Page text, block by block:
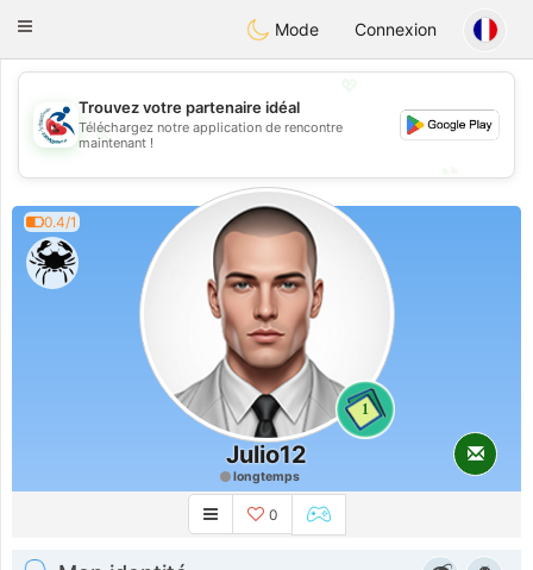
Handi Space
Toggle
Mode Connexion
💖
💕
Trouvez votre partenaire idéal
Téléchargez notre application de rencontre
maintenant !
0.4/1
1
Julio12
longtemps
0